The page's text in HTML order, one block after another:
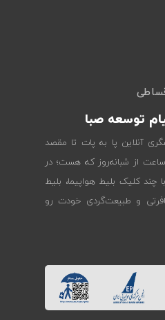
توسعه صبا
آنلاین پا به پات تا مقصد
از شبانه‌روز که هست؛ در
کلیک بلیط هواپیما، بلیط
و طبیعت‌گردی خودت رو